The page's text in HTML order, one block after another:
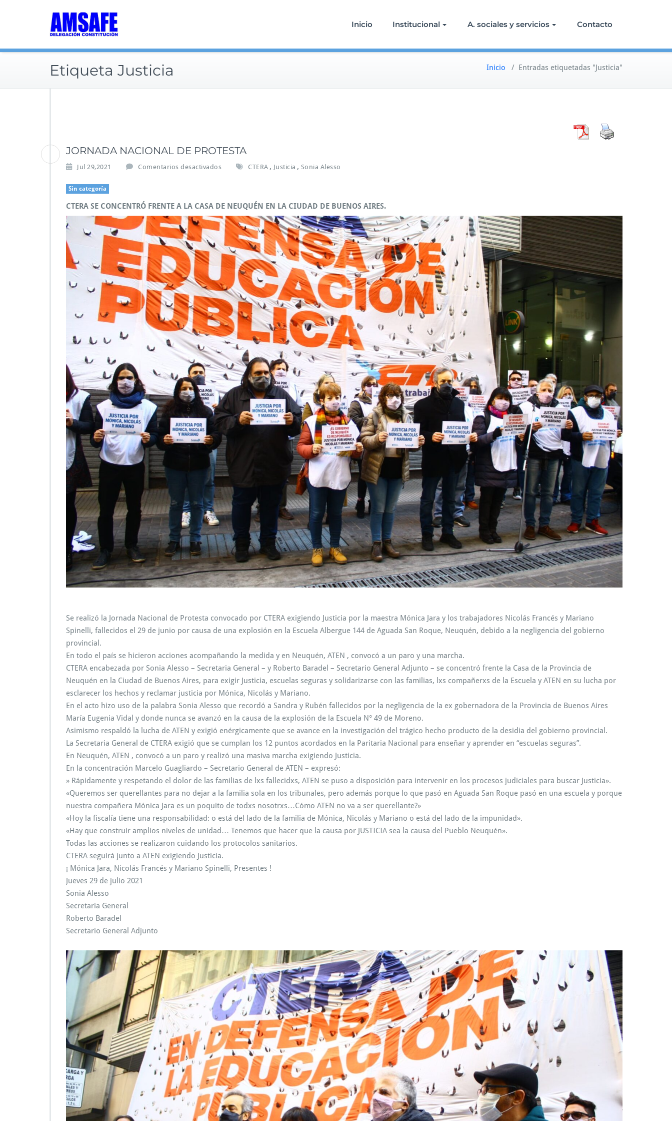
Inicio Institucional A. sociales y servicios Contacto
Etiqueta Justicia Inicio / Entradas etiquetadas "Justicia"
JORNADA NACIONAL DE PROTESTA
Jul 29,2021 Comentarios desactivados
R
N
A
D
A
N
A
I
O
N
A
L
D
E
P
R
O
T
E
S
T
CTERA , Justicia , Sonia Alesso
Sin categoría
CTERA SE CONCENTRÓ FRENTE A LA CASA DE NEUQUÉN EN LA CIUDAD DE BUENOS AIRES.
Se realizó la Jornada Nacional de Protesta convocado por CTERA exigiendo Justicia por la maestra Mónica Jara y los trabajadores Nicolás Francés y Mariano
Spinelli, fallecidos el 29 de junio por causa de una explosión en la Escuela Albergue 144 de Aguada San Roque, Neuquén, debido a la negligencia del gobierno
provincial.
En todo el país se hicieron acciones acompañando la medida y en Neuquén, ATEN , convocó a un paro y una marcha.
CTERA encabezada por Sonia Alesso – Secretaria General – y Roberto Baradel – Secretario General Adjunto – se concentró frente la Casa de la Provincia de
Neuquén en la Ciudad de Buenos Aires, para exigir Justicia, escuelas seguras y solidarizarse con las familias, lxs compañerxs de la Escuela y ATEN en su lucha por
esclarecer los hechos y reclamar justicia por Mónica, Nicolás y Mariano.
En el acto hizo uso de la palabra Sonia Alesso que recordó a Sandra y Rubén fallecidos por la negligencia de la ex gobernadora de la Provincia de Buenos Aires
María Eugenia Vidal y donde nunca se avanzó en la causa de la explosión de la Escuela N° 49 de Moreno.
Asimismo respaldó la lucha de ATEN y exigió enérgicamente que se avance en la investigación del trágico hecho producto de la desidia del gobierno provincial.
La Secretaria General de CTERA exigió que se cumplan los 12 puntos acordados en la Paritaria Nacional para enseñar y aprender en “escuelas seguras”.
En Neuquén, ATEN , convocó a un paro y realizó una masiva marcha exigiendo Justicia.
En la concentración Marcelo Guagliardo – Secretario General de ATEN – expresó:
» Rápidamente y respetando el dolor de las familias de lxs fallecidxs, ATEN se puso a disposición para intervenir en los procesos judiciales para buscar Justicia».
«Queremos ser querellantes para no dejar a la familia sola en los tribunales, pero además porque lo que pasó en Aguada San Roque pasó en una escuela y porque
nuestra compañera Mónica Jara es un poquito de todxs nosotrxs…Cómo ATEN no va a ser querellante?»
«Hoy la fiscalía tiene una responsabilidad: o está del lado de la familia de Mónica, Nicolás y Mariano o está del lado de la impunidad».
«Hay que construir amplios niveles de unidad… Tenemos que hacer que la causa por JUSTICIA sea la causa del Pueblo Neuquén».
Todas las acciones se realizaron cuidando los protocolos sanitarios.
CTERA seguirá junto a ATEN exigiendo Justicia.
¡ Mónica Jara, Nicolás Francés y Mariano Spinelli, Presentes !
Jueves 29 de julio 2021
Sonia Alesso
Secretaria General
Roberto Baradel
Secretario General Adjunto